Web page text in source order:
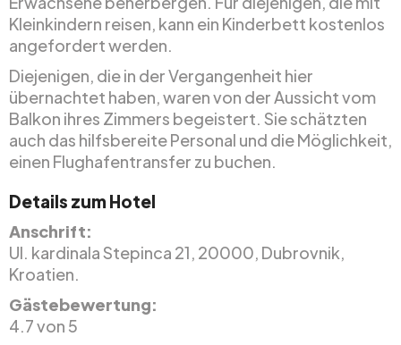
Kleinkindern reisen, kann ein Kinderbett kostenlos
angefordert werden.
Diejenigen, die in der Vergangenheit hier
übernachtet haben, waren von der Aussicht vom
Balkon ihres Zimmers begeistert. Sie schätzten
auch das hilfsbereite Personal und die Möglichkeit,
einen Flughafentransfer zu buchen.
Details zum Hotel
Anschrift:
Ul. kardinala Stepinca 21, 20000, Dubrovnik,
Kroatien.
Gästebewertung:
4.7 von 5